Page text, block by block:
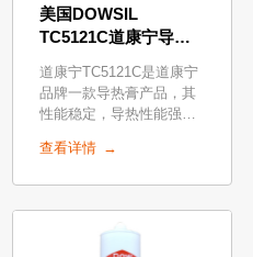
美国DOWSIL
TC5121C道康宁导热
道康宁TC5121C是道康宁
品牌一款导热膏产品，其
性能稳定，导热性能强，
TC5121C产品介绍：热传
查看详情